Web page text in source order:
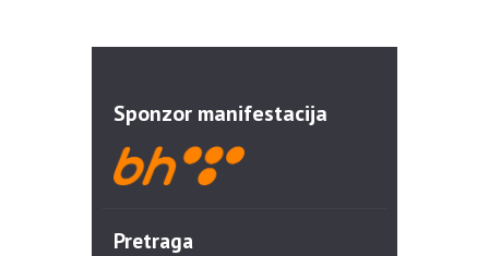
Sponzor manifestacija
Pretraga